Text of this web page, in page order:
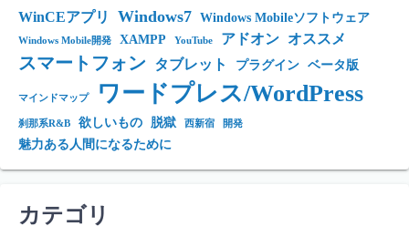
WinCEアプリ Windows7 Windows Mobileソフトウェア
Windows Mobile開発 XAMPP YouTube アドオン オススメ
スマートフォン タブレット プラグイン ベータ版
マインドマップ ワードプレス/WordPress
刹那系R&B 欲しいもの 脱獄 西新宿 開発
魅力ある人間になるために
カテゴリ